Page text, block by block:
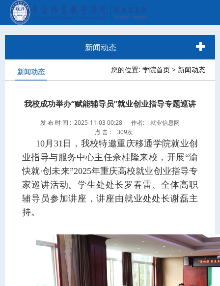
新闻动态
新闻动态 您的位置: 学院首页 > 新闻动态
我校成功举办“赋能辅导员”就业创业指导专题巡讲
发 布 时 间 : 2025-11-03 00:28
作者: 就业信息网
点 击 : 309次
10月31日，我校特邀重庆移通学院就业创
业指导与服务中心主任佘桂隆来校，开展“渝
快就·创未来”2025年重庆高校就业创业指导专
家巡讲活动。学生处处长罗春雷、全体高职
辅导员参加讲座，讲座由就业处处长谢磊主
持。